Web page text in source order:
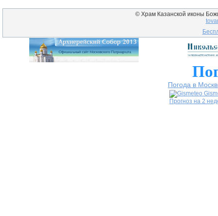
© Храм Казанской иконы
Погода в
Прогноз на 2